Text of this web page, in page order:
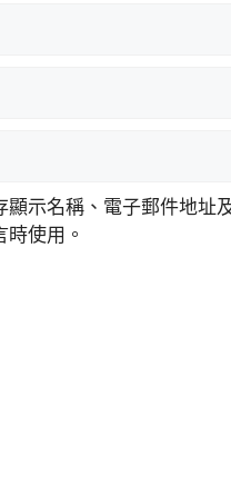
顯示名稱、電子郵件地址
使用。